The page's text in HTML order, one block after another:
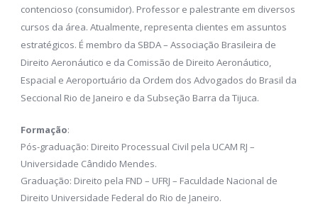
contencioso (consumidor). Professor e palestrante em diversos
cursos da área. Atualmente, representa clientes em assuntos
estratégicos. É membro da SBDA – Associação Brasileira de
Direito Aeronáutico e da Comissão de Direito Aeronáutico,
Espacial e Aeroportuário da Ordem dos Advogados do Brasil da
Seccional Rio de Janeiro e da Subseção Barra da Tijuca.
Formação:
Pós-graduação: Direito Processual Civil pela UCAM RJ –
Universidade Cândido Mendes.
Graduação: Direito pela FND – UFRJ – Faculdade Nacional de
Direito Universidade Federal do Rio de Janeiro.